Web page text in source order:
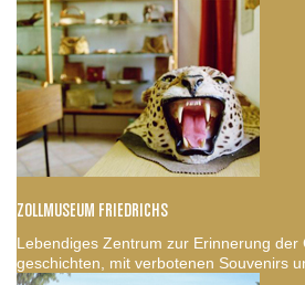
ZOLLMUSEUM FRIEDRICHS
Lebendiges Zentrum zur Erinnerung der
geschichten, mit verbotenen Souvenirs